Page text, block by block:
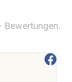
Bewertungen.